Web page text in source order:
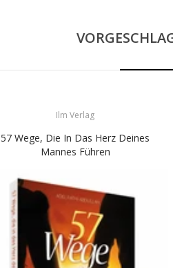
Ilm Verlag
57 Wege, Die In Das Herz Deines
Mannes Führen